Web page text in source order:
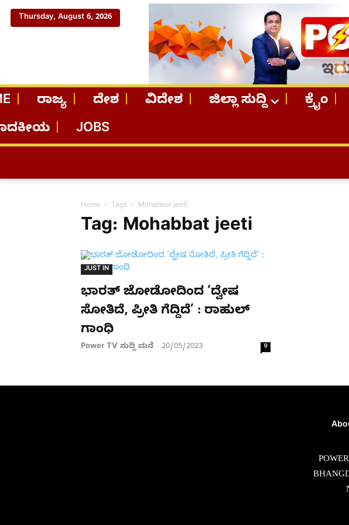
Thursday, August 6, 2026
ರಾಜ್ಯ ದೇಶ ವಿದೇಶ ಜಿಲ್ಲಾ ಸುದ್ದಿ ಕ್ರೈಂ
JOBS
Home Tags Mohabbat jeeti
Tag: Mohabbat jeeti
JUST IN
ಭಾರತ್ ಜೋಡೋದಿಂದ ‘ದ್ವೇಷ
ಸೋತಿದೆ, ಪ್ರೀತಿ ಗೆದ್ದಿದೆ’ : ರಾಹುಲ್
ಗಾಂಧಿ
Power TV ಸುದ್ದಿ ಮನೆ - 20/05/2023 0